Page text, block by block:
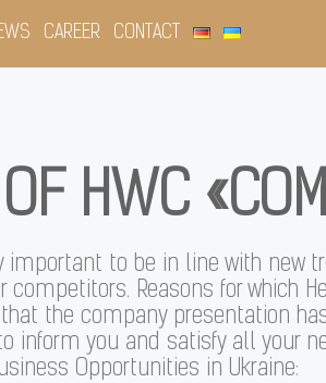
CAREER CONTACT
HWC
important to be in line with
competitors. Reasons for which
the company presentation
inform you and satisfy all your
Opportunities in Ukraine: